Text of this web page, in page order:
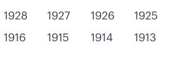
1928 1927 1926 1925
1916 1915 1914 1913